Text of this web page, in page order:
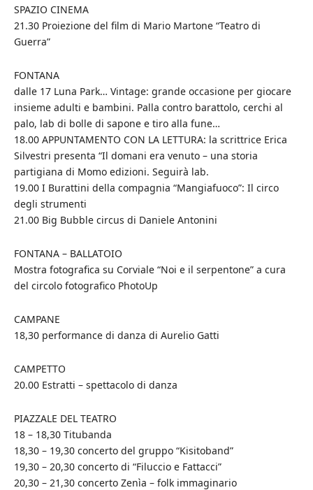
SPAZIO CINEMA
21.30 Proiezione del film di Mario Martone “Teatro di
Guerra”
FONTANA
dalle 17 Luna Park… Vintage: grande occasione per giocare
insieme adulti e bambini. Palla contro barattolo, cerchi al
palo, lab di bolle di sapone e tiro alla fune…
18.00 APPUNTAMENTO CON LA LETTURA: la scrittrice Erica
Silvestri presenta “Il domani era venuto – una storia
partigiana di Momo edizioni. Seguirà lab.
19.00 I Burattini della compagnia “Mangiafuoco”: Il circo
degli strumenti
21.00 Big Bubble circus di Daniele Antonini
FONTANA – BALLATOIO
Mostra fotografica su Corviale “Noi e il serpentone” a cura
del circolo fotografico PhotoUp
CAMPANE
18,30 performance di danza di Aurelio Gatti
CAMPETTO
20.00 Estratti – spettacolo di danza
PIAZZALE DEL TEATRO
18 – 18,30 Titubanda
18,30 – 19,30 concerto del gruppo “Kisitoband”
19,30 – 20,30 concerto di “Filuccio e Fattacci”
20,30 – 21,30 concerto Zenìa – folk immaginario